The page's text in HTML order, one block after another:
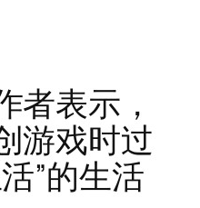
者表示，
游戏时过
”的生活